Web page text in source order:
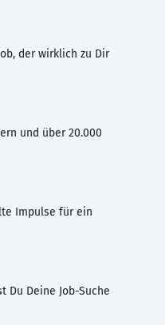
der wirklich zu Dir
und über 20.000
Impulse für ein
Du Deine Job-Suche